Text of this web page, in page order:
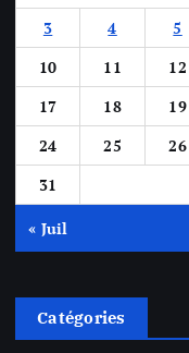
3
4 5
10
11 12
17
18 19
24
25 26
31
« Juil
Catégories